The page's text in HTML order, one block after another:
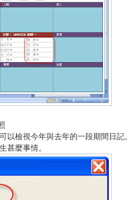
以檢視今年與去年的一段期間日記。
甚麼事情。